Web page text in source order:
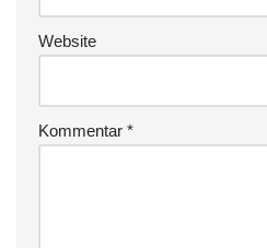
Website
Kommentar *